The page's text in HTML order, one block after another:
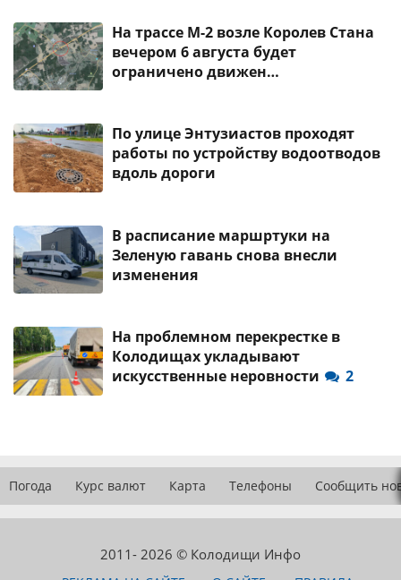
На трассе М-2 возле Королев Стана
вечером 6 августа будет
ограничено движен…
По улице Энтузиастов проходят
работы по устройству водоотводов
вдоль дороги
В расписание маршртуки на
Зеленую гавань снова внесли
изменения
На проблемном перекрестке в
Колодищах укладывают
искусственные неровности
2
Погода Курс валют Карта Телефоны Сообщить
2011- 2026 © Колодищи Инфо